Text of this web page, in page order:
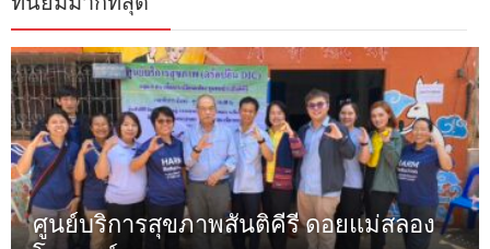
ศูนย์บริการสุขภาพสันติคีรี ดอยแม่สลอง